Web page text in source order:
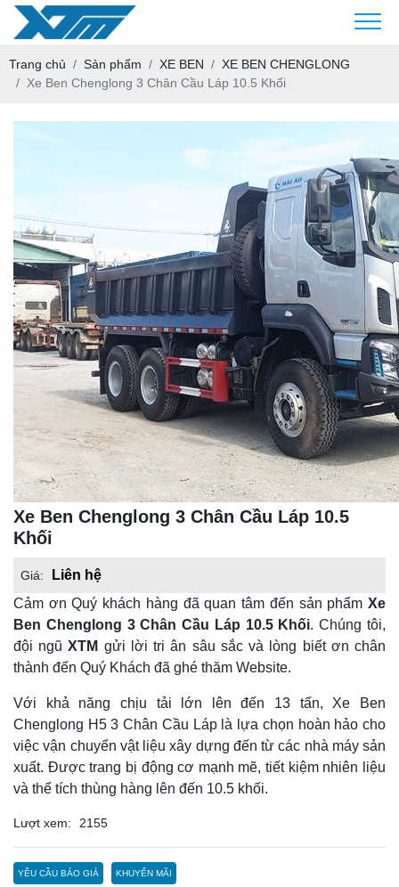
Trang chủ Sản phẩm XE BEN
XE BEN CHENGLONG
Xe Ben Chenglong 3 Chân Cầu Láp 10.5 Khối
Xe Ben Chenglong 3 Chân Cầu Láp 10.5
Khối
Giá:
Liên hệ
Cảm ơn Quý khách hàng đã quan tâm đến sản phẩm Xe
Ben Chenglong 3 Chân Cầu Láp 10.5 Khối. Chúng tôi,
đội ngũXTM gửi lời tri ân sâu sắc và lòng biết ơn chân
thành đến Quý Khách đã ghé thăm Website.
Với khả năng chịu tải lớn lên đến 13 tấn, Xe Ben
Chenglong H5 3 Chân Cầu Láp là lựa chọn hoàn hảo cho
việc vận chuyển vật liệu xây dựng đến từ các nhà máy sản
xuất. Được trang bị động cơ mạnh mẽ, tiết kiệm nhiên liệu
và thể tích thùng hàng lên đến 10.5 khối.
Lượt xem: 2155
YÊU CẦU BÁO GIÁ KHUYẾN MÃI